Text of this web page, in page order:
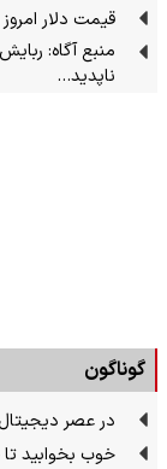
قیمت دلار امروز شنبه ۱۷ مرداد ۱۴۰۵ / دلار در
منبع آگاه:
ناپدید…
گوناگون
در عصر
خوب بخوابید